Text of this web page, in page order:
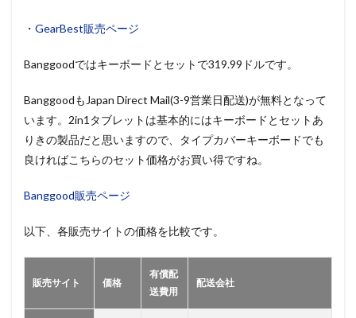
・ GearBest販売ページ
Banggoodではキーボードとセットで319.99ドルです。
BanggoodもJapan Direct Mail(3-9営業日配送)が無料となって
います。2in1タブレットは基本的にはキーボードとセットあ
りきの製品だと思いますので、タイプカバーキーボードでも
良ければこちらのセット価格がお買い得ですね。
Banggood販売ページ
以下、各販売サイトの価格を比較です。
販売サイト 価格
有償配
送費用
配送会社